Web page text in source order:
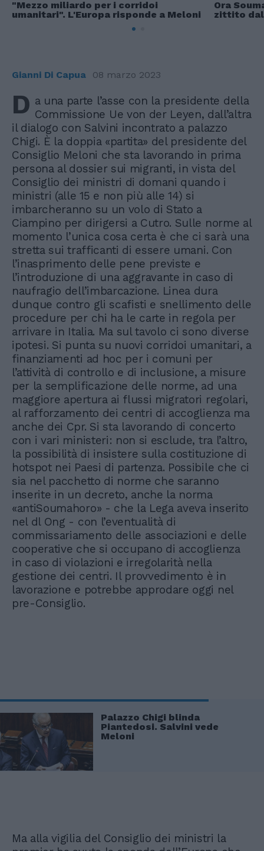
"Mezzo miliardo per i corridoi
umanitari". L'Europa risponde a Meloni
Ora
zittito
Gianni Di Capua 08 marzo 2023
D a una parte l’asse con la presidente della
Commissione Ue von der Leyen, dall’altra
il dialogo con Salvini incontrato a palazzo
Chigi. È la doppia «partita» del presidente del
Consiglio Meloni che sta lavorando in prima
persona al dossier sui migranti, in vista del
Consiglio dei ministri di domani quando i
ministri (alle 15 e non più alle 14) si
imbarcheranno su un volo di Stato a
Ciampino per dirigersi a Cutro. Sulle norme al
momento l’unica cosa certa è che ci sarà una
stretta sui trafficanti di essere umani. Con
l’inasprimento delle pene previste e
l’introduzione di una aggravante in caso di
naufragio dell’imbarcazione. Linea dura
dunque contro gli scafisti e snellimento delle
procedure per chi ha le carte in regola per
arrivare in Italia. Ma sul tavolo ci sono diverse
ipotesi. Si punta su nuovi corridoi umanitari, a
finanziamenti ad hoc per i comuni per
l’attività di controllo e di inclusione, a misure
per la semplificazione delle norme, ad una
maggiore apertura ai flussi migratori regolari,
al rafforzamento dei centri di accoglienza ma
anche dei Cpr. Si sta lavorando di concerto
con i vari ministeri: non si esclude, tra l’altro,
la possibilità di insistere sulla costituzione di
hotspot nei Paesi di partenza. Possibile che ci
sia nel pacchetto di norme che saranno
inserite in un decreto, anche la norma
«antiSoumahoro» - che la Lega aveva inserito
nel dl Ong - con l’eventualità di
commissariamento delle associazioni e delle
cooperative che si occupano di accoglienza
in caso di violazioni e irregolarità nella
gestione dei centri. Il provvedimento è in
lavorazione e potrebbe approdare oggi nel
pre-Consiglio.
Palazzo Chigi blinda
Piantedosi. Salvini vede
Meloni
Ma alla vigilia del Consiglio dei ministri la